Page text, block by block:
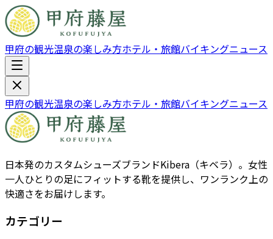
甲府の観光温泉の楽しみ方ホテル・旅館バイキングニュース
甲府の観光温泉の楽しみ方ホテル・旅館バイキングニュース
日本発のカスタムシューズブランドKibera（キベラ）。女性
一人ひとりの足にフィットする靴を提供し、ワンランク上の
快適さをお届けします。
カテゴリー